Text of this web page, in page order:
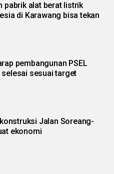
pabrik alat berat listrik
di Karawang bisa tekan
pembangunan PSEL
selesai sesuai target
ekonomi